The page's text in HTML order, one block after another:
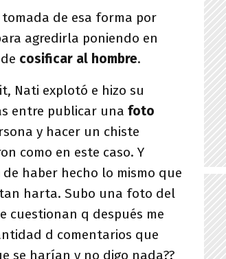
de esa forma por
agredirla poniendo en
cosificar al hombre.
Nati explotó e hizo su
entre publicar una foto
y hacer un chiste
como en este caso. Y
haber hecho lo mismo que
harta. Subo una foto del
cuestionan q después me
d comentarios que
se harían y no digo nada??